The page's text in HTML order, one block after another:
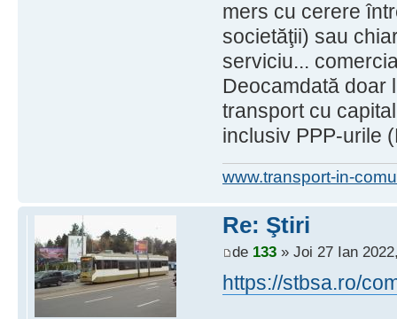
mers cu cerere
societăţii) sau
serviciu...
Deocamdată doar
transport cu
inclusiv PPP-urile
www.transport-in-
Re: Ştiri
de 133» Joi 27 Ian
https://stbsa.ro/